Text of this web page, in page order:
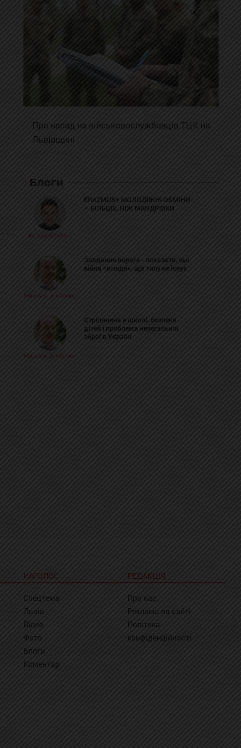
Про напад на військовослужбовців ТЦК на
Львівщині
Блоги
Богдан Козійчук
ERAZMUS+ МОЛОДІЖНІ ОБМІНИ
– БІЛЬШЕ, НІЖ МАНДРІВКИ
Михайло Цимбалюк
Завдання ворога - показати, що
війна «всюди», що тилу не існує
Михайло Цимбалюк
Стрілянина в школі, безпека
дітей і проблема нелегальної
зброї в Україні
НАГОЛОС
Спецтема
Львів
Відео
Фото
Блоги
Коментар
РЕДАКЦІЯ
Про нас
Реклама на сайті
Політика
конфіденційності